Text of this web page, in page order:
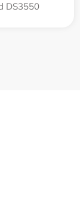
DS3550